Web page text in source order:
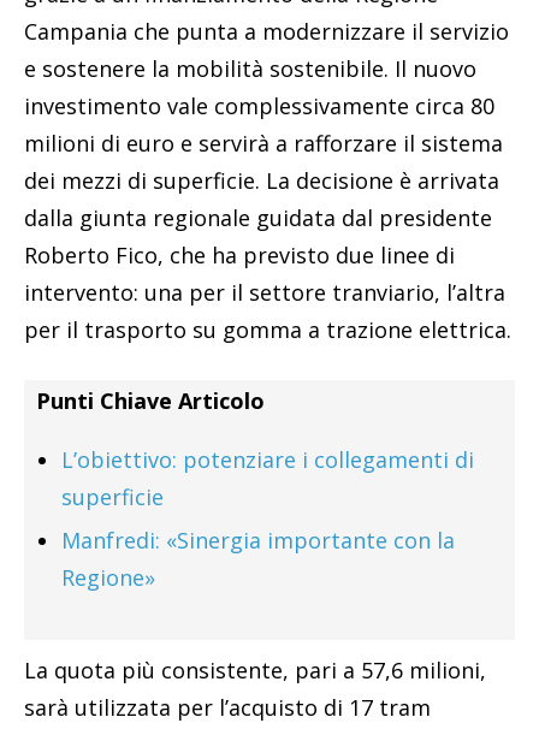
Campania che punta a modernizzare il servizio
e sostenere la mobilità sostenibile. Il nuovo
investimento vale complessivamente circa 80
milioni di euro e servirà a rafforzare il sistema
dei mezzi di superficie. La decisione è arrivata
dalla giunta regionale guidata dal presidente
Roberto Fico, che ha previsto due linee di
intervento: una per il settore tranviario, l’altra
per il trasporto su gomma a trazione elettrica.
Punti Chiave Articolo
L’obiettivo: potenziare i collegamenti di
superficie
Manfredi: «Sinergia importante con la
Regione»
La quota più consistente, pari a 57,6 milioni,
sarà utilizzata per l’acquisto di 17 tram